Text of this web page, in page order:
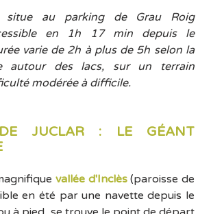
situe au parking de Grau Roig
en 1h 17 min depuis le
varie de 2h à plus de 5h selon la
autour des lacs, sur un terrain
modérée à difficile.
DE JUCLAR : LE GÉANT
vallée d'Inclès(paroisse de
en été par une navette depuis le